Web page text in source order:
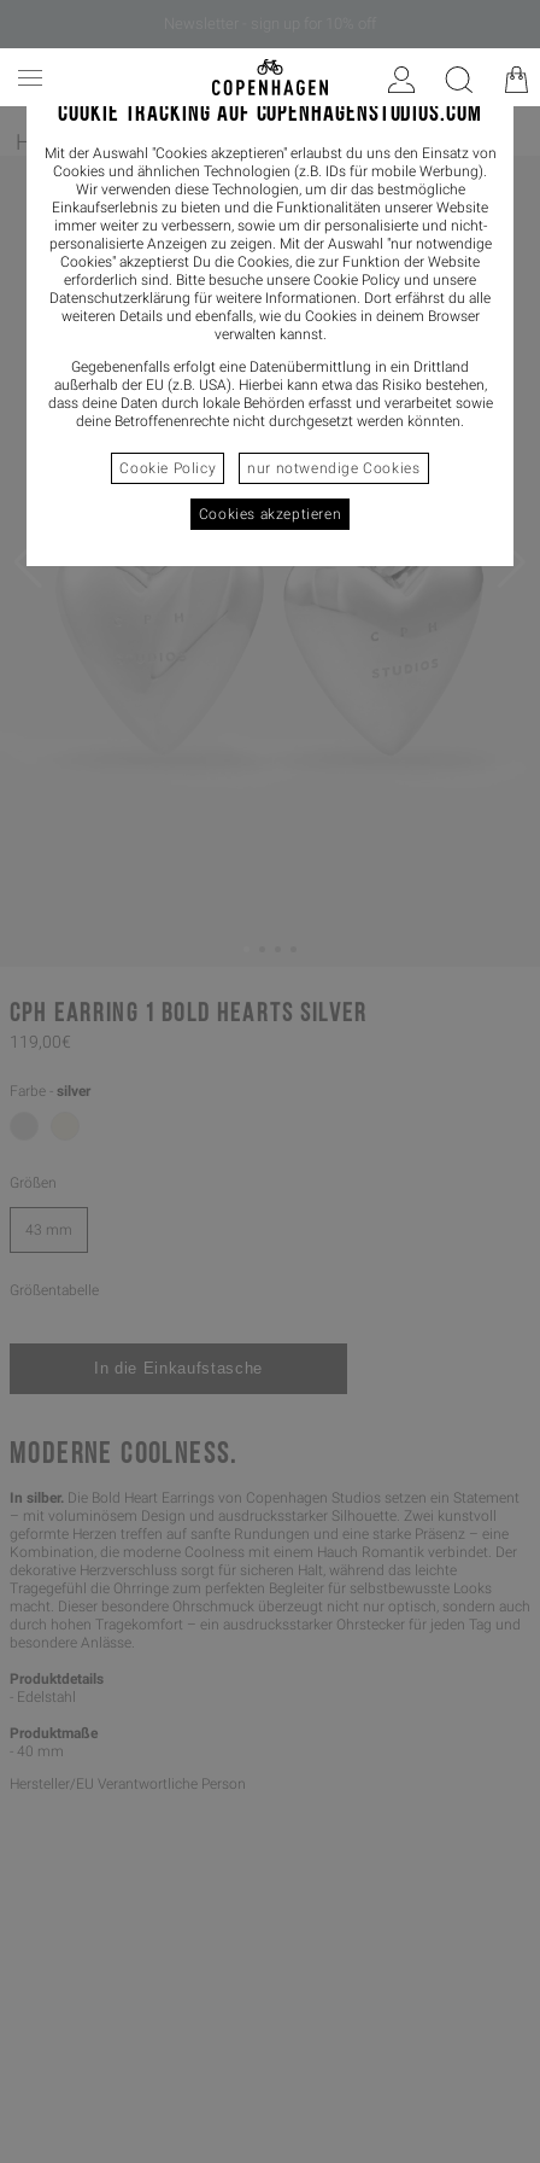
COOKIE TRACKING AUF COPENHAGENSTUDIOS.COM
Mit der Auswahl "Cookies akzeptieren" erlaubst du uns den Einsatz von
Cookies und ähnlichen Technologien (z.B. IDs für mobile Werbung).
Wir verwenden diese Technologien, um dir das bestmögliche
Einkaufserlebnis zu bieten und die Funktionalitäten unserer Website
immer weiter zu verbessern, sowie um dir personalisierte und nicht-
personalisierte Anzeigen zu zeigen. Mit der Auswahl "nur notwendige
Cookies" akzeptierst Du die Cookies, die zur Funktion der Website
erforderlich sind. Bitte besuche unsere Cookie Policy und unsere
Datenschutzerklärung für weitere Informationen. Dort erfährst du alle
weiteren Details und ebenfalls, wie du Cookies in deinem Browser
verwalten kannst.
Gegebenenfalls erfolgt eine Datenübermittlung in ein Drittland
außerhalb der EU (z.B. USA). Hierbei kann etwa das Risiko bestehen,
dass deine Daten durch lokale Behörden erfasst und verarbeitet sowie
deine Betroffenenrechte nicht durchgesetzt werden könnten.
Cookie Policy nur notwendige Cookies
Cookies akzeptieren
Home / Damen/ Schmuck
CPH EARRING 1 bold hearts silver
119,00€
Farbe - silver
Größen
43 mm
Größentabelle
MODERNE COOLNESS.
In silber. Die Bold Heart Earrings von Copenhagen Studios setzen ein Statement
– mit voluminösem Design und ausdrucksstarker Silhouette. Zwei kunstvoll
geformte Herzen treffen auf sanfte Rundungen und eine starke Präsenz – eine
Kombination, die moderne Coolness mit einem Hauch Romantik verbindet. Der
dekorative Herzverschluss sorgt für sicheren Halt, während das leichte
Tragegefühl die Ohrringe zum perfekten Begleiter für selbstbewusste Looks
macht. Dieser besondere Ohrschmuck überzeugt nicht nur optisch, sondern auch
durch hohen Tragekomfort – ein ausdrucksstarker Ohrstecker für jeden Tag und
besondere Anlässe.
Produktdetails
- Edelstahl
Produktmaße
- 40 mm
Hersteller/EU Verantwortliche Person